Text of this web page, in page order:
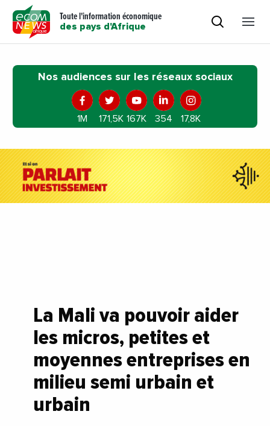
Toute l'information économique
des pays d'Afrique
Nos audiences sur les réseaux sociaux
1M 171,5K 167K 354 17,8K
La Mali va pouvoir aider
les micros, petites et
moyennes entreprises en
milieu semi urbain et
urbain